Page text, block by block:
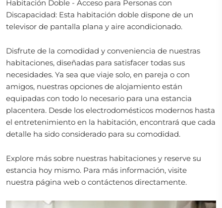
Habitación Doble - Acceso para Personas con
Discapacidad: Esta habitación doble dispone de un
televisor de pantalla plana y aire acondicionado.
Disfrute de la comodidad y conveniencia de nuestras
habitaciones, diseñadas para satisfacer todas sus
necesidades. Ya sea que viaje solo, en pareja o con
amigos, nuestras opciones de alojamiento están
equipadas con todo lo necesario para una estancia
placentera. Desde los electrodomésticos modernos hasta
el entretenimiento en la habitación, encontrará que cada
detalle ha sido considerado para su comodidad.
Explore más sobre nuestras habitaciones y reserve su
estancia hoy mismo. Para más información, visite
nuestra página web o contáctenos directamente.